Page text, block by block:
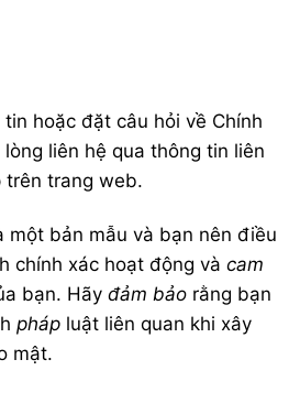
hoặc đặt câu hỏi về Chính
liên hệ qua thông tin liên
trên trang web.
một bản mẫu và bạn nên điều
chính xác hoạt động và cam
bạn. Hãy đảm bảo rằng bạn
pháp luật liên quan khi xây
mật.